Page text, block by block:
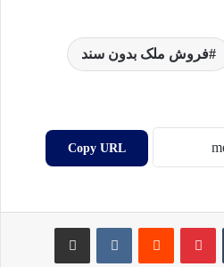
فروش ملک بدون سند
Copy URL